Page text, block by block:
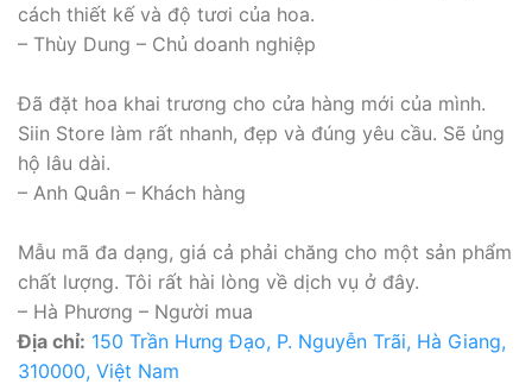
cách thiết kế và độ tươi của hoa.
– Thùy Dung – Chủ doanh nghiệp
Đã đặt hoa khai trương cho cửa hàng mới của mình.
Siin Store làm rất nhanh, đẹp và đúng yêu cầu. Sẽ ủng
hộ lâu dài.
– Anh Quân – Khách hàng
Mẫu mã đa dạng, giá cả phải chăng cho một sản phẩm
chất lượng. Tôi rất hài lòng về dịch vụ ở đây.
– Hà Phương – Người mua
Địa chỉ: 150 Trần Hưng Đạo, P. Nguyễn Trãi, Hà Giang,
310000, Việt Nam